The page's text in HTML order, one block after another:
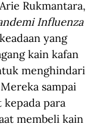
Rukmantara,
Influenza
yang
kain kafan
menghindari
sampai
para
membeli kain